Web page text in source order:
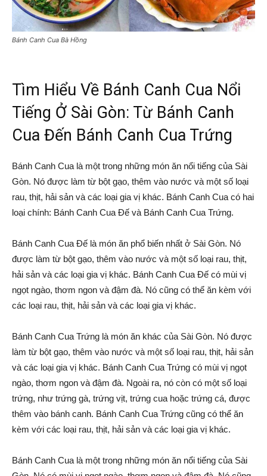
Bánh Canh Cua Bà Hồng
Tìm Hiểu Về Bánh Canh Cua Nổi
Tiếng Ở Sài Gòn: Từ Bánh Canh
Cua Đến Bánh Canh Cua Trứng
Bánh Canh Cua là một trong những món ăn nổi tiếng của Sài
Gòn. Nó được làm từ bột gạo, thêm vào nước và một số loại
rau, thịt, hải sản và các loại gia vị khác. Bánh Canh Cua có hai
loại chính: Bánh Canh Cua Đế và Bánh Canh Cua Trứng.
Bánh Canh Cua Đế là món ăn phổ biến nhất ở Sài Gòn. Nó
được làm từ bột gạo, thêm vào nước và một số loại rau, thịt,
hải sản và các loại gia vị khác. Bánh Canh Cua Đế có mùi vị
ngọt ngào, thơm ngon và đậm đà. Nó cũng có thể ăn kèm với
các loại rau, thịt, hải sản và các loại gia vị khác.
Bánh Canh Cua Trứng là món ăn khác của Sài Gòn. Nó được
làm từ bột gạo, thêm vào nước và một số loại rau, thịt, hải sản
và các loại gia vị khác. Bánh Canh Cua Trứng có mùi vị ngọt
ngào, thơm ngon và đậm đà. Ngoài ra, nó còn có một số loại
trứng, như trứng gà, trứng vịt, trứng cua hoặc trứng cá, được
thêm vào bánh canh. Bánh Canh Cua Trứng cũng có thể ăn
kèm với các loại rau, thịt, hải sản và các loại gia vị khác.
Bánh Canh Cua là một trong những món ăn nổi tiếng của Sài